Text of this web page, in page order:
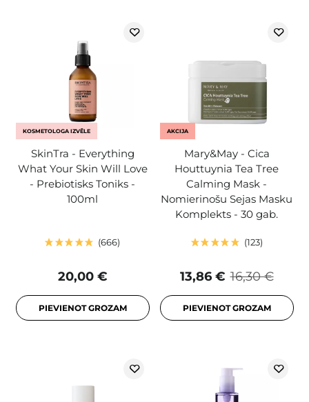
KOSMETOLOGA IZVĒLE
SkinTra - Everything
What Your Skin Will Love
- Prebiotisks Toniks -
100ml
666
20,00 €
PIEVIENOT GROZAM
AKCIJA
Mary&May - Cica
Houttuynia Tea Tree
Calming Mask -
Nomierinošu Sejas Masku
Komplekts - 30 gab.
123
16,30 €
13,86 €
PIEVIENOT GROZAM